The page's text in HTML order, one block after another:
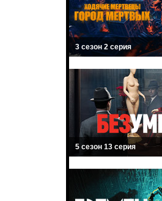
3 сезон 2 серия
5 сезон 13 серия